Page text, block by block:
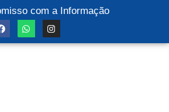
com a Informação